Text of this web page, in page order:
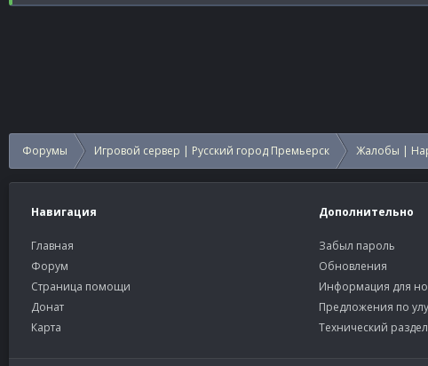
Форумы Игровой сервер | Русский город Премьерск Жалобы |
Навигация
Главная
Форум
Страница помощи
Донат
Карта
Дополнительно
Забыл пароль
Обновления
Информация для
Предложения по
Технический раздел